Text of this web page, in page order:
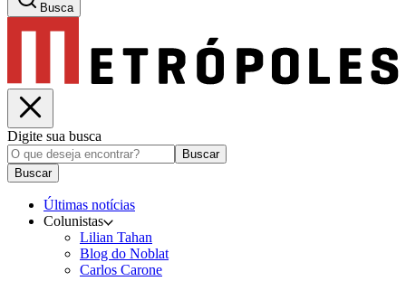
Busca
Digite sua busca
Buscar
Buscar
Últimas notícias
Colunistas
Lilian Tahan
Blog do Noblat
Carlos Carone